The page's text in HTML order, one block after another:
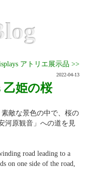
アトリエ展示品 >>
2022-04-13
乙姫の桜
敵な景色の中で、桜の
河原観音」への道を見
road leading to a
on one side of the road,